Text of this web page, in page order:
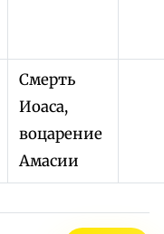
Смерть
Иоаса,
воцарение
Амасии